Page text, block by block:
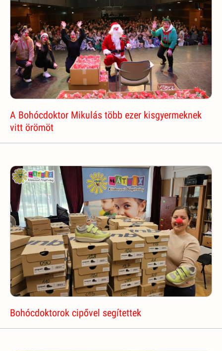
A Bohócdoktor Mikulás több ezer kisgyermeknek
vitt örömöt
Bohócdoktorok cipővel segítettek